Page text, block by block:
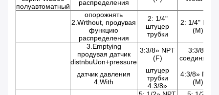
полуавтоматный
распределения
опорожнять
2.Wrthout, продувая
функцию
распределения
2: 1/4"
штуцер
трубки
2: 1/4" NPT
(M)
3.Emptying
продувая датчик
distnbuUon+pressure
3:3/8» NPT
(F)
3:3/8»
соединяясь
датчик давления
4.With
штуцер
трубки
4:3/8»
4:3/8» NPT
(M)